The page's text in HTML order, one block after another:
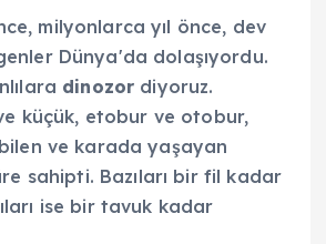
milyonlarca yıl önce, dev
Dünya'da dolaşıyordu.
dinozor diyoruz.
küçük, etobur ve otobur,
ve karada yaşayan
sahipti. Bazıları bir fil kadar
ise bir tavuk kadar